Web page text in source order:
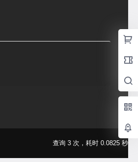
查询 3 次，耗时 0.0825 秒